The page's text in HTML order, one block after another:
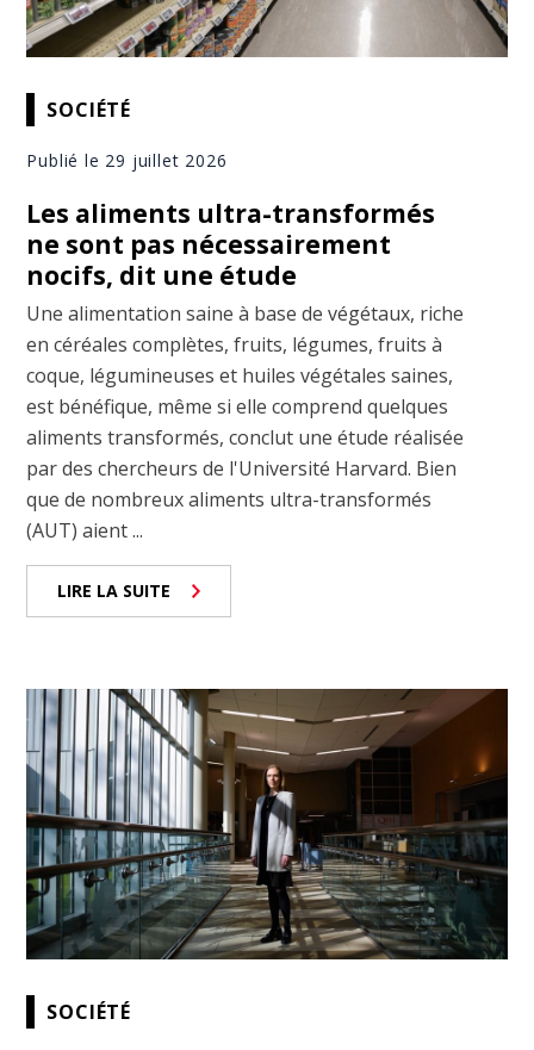
SOCIÉTÉ
Publié le 29 juillet 2026
Les aliments ultra-transformés
ne sont pas nécessairement
nocifs, dit une étude
Une alimentation saine à base de végétaux, riche
en céréales complètes, fruits, légumes, fruits à
coque, légumineuses et huiles végétales saines,
est bénéfique, même si elle comprend quelques
aliments transformés, conclut une étude réalisée
par des chercheurs de l'Université Harvard. Bien
que de nombreux aliments ultra-transformés
(AUT) aient ...
LIRE LA SUITE
SOCIÉTÉ